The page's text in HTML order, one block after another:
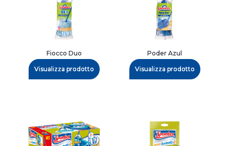
Fiocco Duo
Visualizza prodotto
Poder Azul
Visualizza prodotto